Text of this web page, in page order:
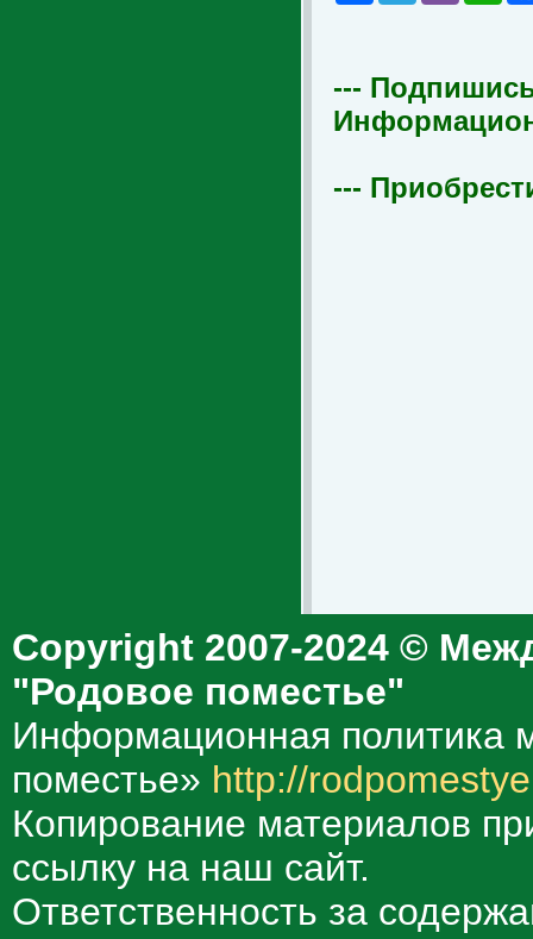
---
---
Copyright 2007-2024 ©
"Родовое поместье"
Информационная политика
поместье» http://
Копирование материалов
ссылку на наш сайт.
Ответственность за